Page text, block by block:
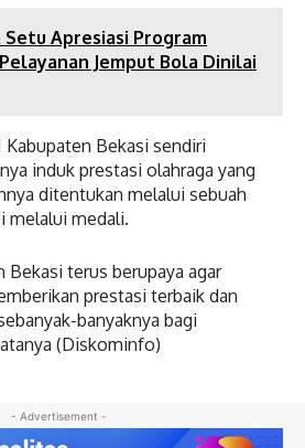
Setu Apresiasi Program
Jemput Bola Dinilai
Bekasi sendiri
induk prestasi olahraga yang
ditentukan melalui sebuah
melalui medali.
Bekasi terus berupaya agar
prestasi terbaik dan
banyaknya bagi
(Diskominfo)
- Advertisement -